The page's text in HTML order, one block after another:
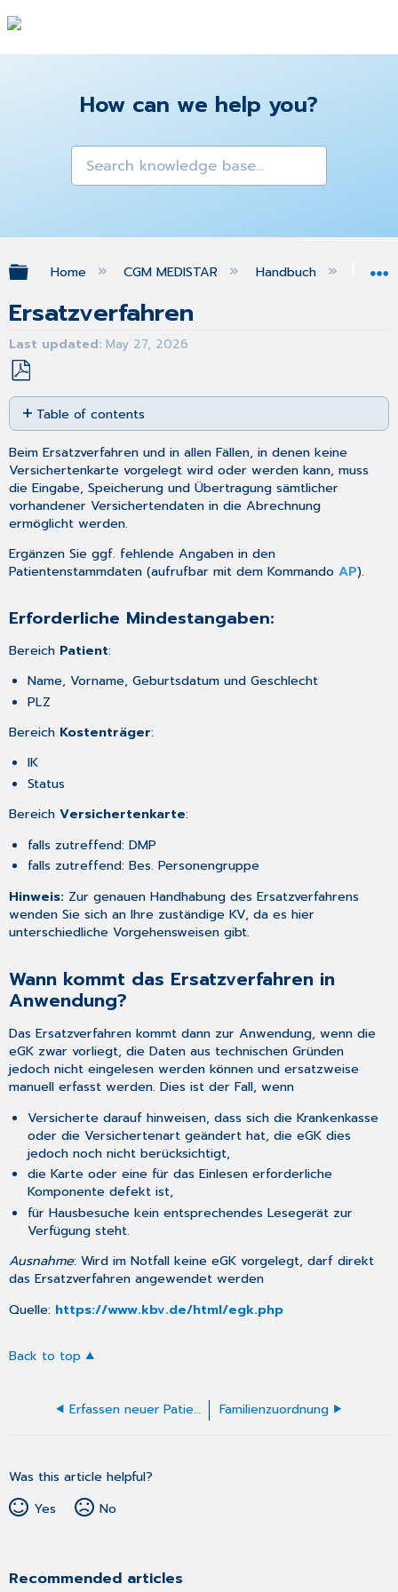
How can we help you?
Expand/collapse global hierarchy
Home CGM MEDISTAR Handbuch
Ersatzverfahren
Last updated May 27, 2026
Save
as
PDF
Table of contents
Mindestangaben:
Wann
kommt
das
Ersatzverfahren
in
Anwendung?
Beim Ersatzverfahren und in allen Fällen, in denen keine
Versichertenkarte vorgelegt wird oder werden kann, muss
die Eingabe, Speicherung und Übertragung sämtlicher
vorhandener Versichertendaten in die Abrechnung
ermöglicht werden.
Ergänzen Sie ggf. fehlende Angaben in den
Patientenstammdaten (aufrufbar mit dem KommandoAP).
Erforderliche Mindestangaben:
Bereich Patient:
Name, Vorname, Geburtsdatum und Geschlecht
PLZ
Bereich Kostenträger:
IK
Status
BereichVersichertenkarte:
falls zutreffend: DMP
falls zutreffend: Bes. Personengruppe
Hinweis: Zur genauen Handhabung des Ersatzverfahrens
wenden Sie sich an Ihre zuständige KV, da es hier
unterschiedliche Vorgehensweisen gibt.
Wann kommt das Ersatzverfahren in
Anwendung?
Das Ersatzverfahren kommt dann zur Anwendung, wenn die
eGK zwar vorliegt, die Daten aus technischen Gründen
jedoch nicht eingelesen werden können und ersatzweise
manuell erfasst werden. Dies ist der Fall, wenn
Versicherte darauf hinweisen, dass sich die Krankenkasse
oder die Versichertenart geändert hat, die eGK dies
jedoch noch nicht berücksichtigt,
die Karte oder eine für das Einlesen erforderliche
Komponente defekt ist,
für Hausbesuche kein entsprechendes Lesegerät zur
Verfügung steht.
Ausnahme: Wird im Notfall keine eGK vorgelegt, darf direkt
das Ersatzverfahren angewendet werden
Quelle: https://www.kbv.de/html/egk.php
Back to top
Erfassen neuer Patienten Familienzuordnung
Was this article helpful?
Yes
No
Recommended articles